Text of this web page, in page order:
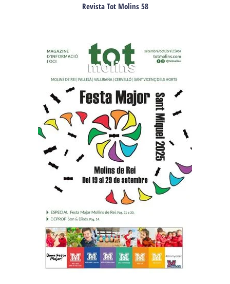
Revista Tot Molins 58